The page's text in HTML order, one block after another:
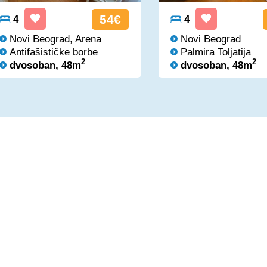
4 54€
Novi Beograd, Arena
Antifašističke borbe
dvosoban, 48m2
4
Novi Beograd
Palmira Toljatija
dvosoban, 48m2